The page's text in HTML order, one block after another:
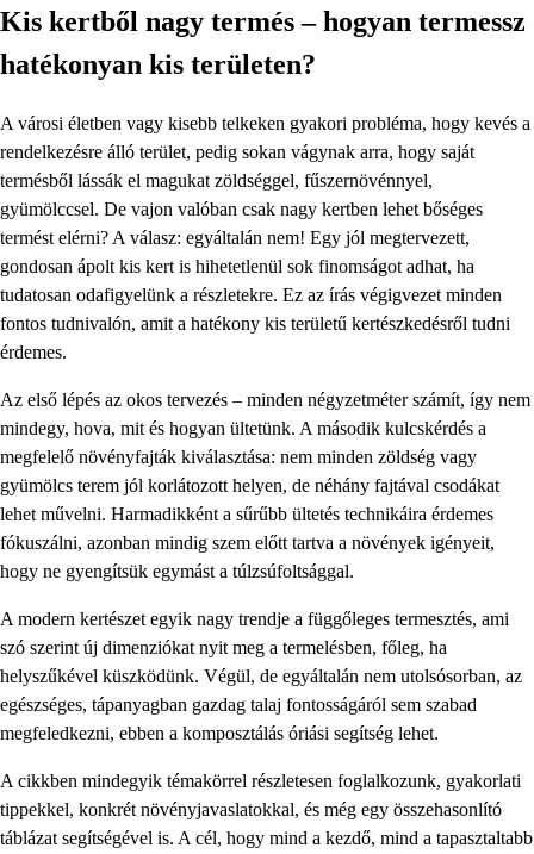
Kis kertből nagy termés – hogyan termessz
hatékonyan kis területen?
A városi életben vagy kisebb telkeken gyakori probléma, hogy kevés a
rendelkezésre álló terület, pedig sokan vágynak arra, hogy saját
termésből lássák el magukat zöldséggel, fűszernövénnyel,
gyümölccsel. De vajon valóban csak nagy kertben lehet bőséges
termést elérni? A válasz: egyáltalán nem! Egy jól megtervezett,
gondosan ápolt kis kert is hihetetlenül sok finomságot adhat, ha
tudatosan odafigyelünk a részletekre. Ez az írás végigvezet minden
fontos tudnivalón, amit a hatékony kis területű kertészkedésről tudni
érdemes.
Az első lépés az okos tervezés – minden négyzetméter számít, így nem
mindegy, hova, mit és hogyan ültetünk. A második kulcskérdés a
megfelelő növényfajták kiválasztása: nem minden zöldség vagy
gyümölcs terem jól korlátozott helyen, de néhány fajtával csodákat
lehet művelni. Harmadikként a sűrűbb ültetés technikáira érdemes
fókuszálni, azonban mindig szem előtt tartva a növények igényeit,
hogy ne gyengítsük egymást a túlzsúfoltsággal.
A modern kertészet egyik nagy trendje a függőleges termesztés, ami
szó szerint új dimenziókat nyit meg a termelésben, főleg, ha
helyszűkével küszködünk. Végül, de egyáltalán nem utolsósorban, az
egészséges, tápanyagban gazdag talaj fontosságáról sem szabad
megfeledkezni, ebben a komposztálás óriási segítség lehet.
A cikkben mindegyik témakörrel részletesen foglalkozunk, gyakorlati
tippekkel, konkrét növényjavaslatokkal, és még egy összehasonlító
táblázat segítségével is. A cél, hogy mind a kezdő, mind a tapasztaltabb